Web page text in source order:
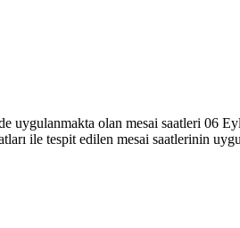
uygulanmakta olan mesai saatleri 06
ile tespit edilen mesai saatlerinin